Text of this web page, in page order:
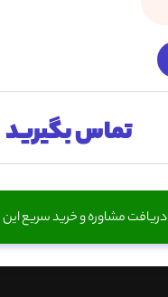
تماس بگیرید
دریافت مشاوره و خرید سریع